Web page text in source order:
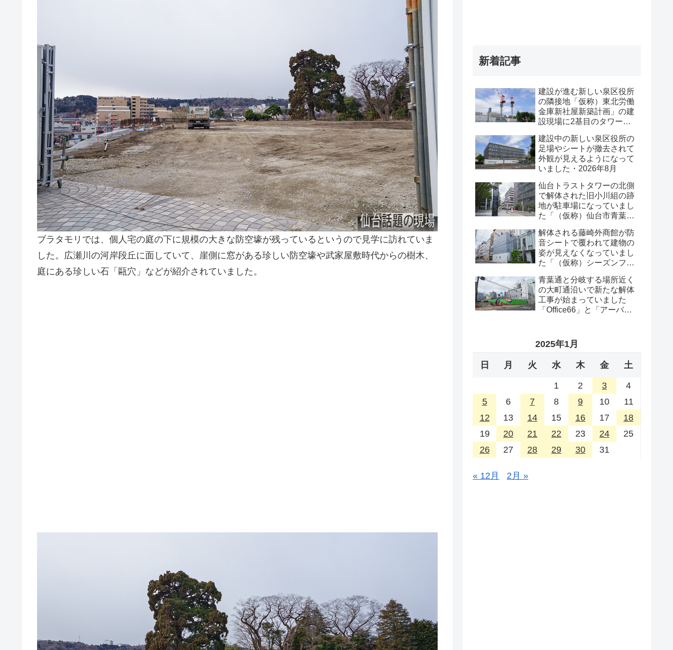
ブラタモリでは、個人宅の庭の下に規模の大きな防空壕が残っているというので見学に訪れていま
した。広瀬川の河岸段丘に面していて、崖側に窓がある珍しい防空壕や武家屋敷時代からの樹木、
庭にある珍しい石「甌穴」などが紹介されていました。
新着記事
建設が進む新しい泉区役所
の隣接地「仮称）東北労働
金庫新社屋新築計画」の建
設現場に2基目のタワーク
た・2026年8月
建設中の新しい泉区役所の
足場やシートが撤去されて
外観が見えるようになって
いました・2026年8月
仙台トラストタワーの北側
で解体された旧小川組の跡
地が駐車場になっていまし
た「（仮称）仙台市青葉区
解体工事」・2026年8月
解体される藤崎外商館が防
音シートで覆われて建物の
姿が見えなくなっていまし
た「（仮称）シーズンフラ
2026年8月
青葉通と分岐する場所近く
の大町通沿いで新たな解体
工事が始まっていました
「Office66」と「アーバン
2025年1月
日 月 火 水 木 金 土
1 2 3
4
5
6 7 8 9 10
11
12
13 14 15 16 17
18
19
20 21 22 23 24
25
26
27 28 29 30 31
« 12月 2月 »